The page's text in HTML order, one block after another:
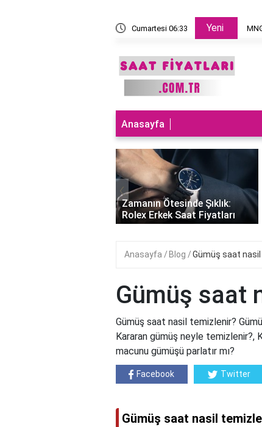
Cumartesi 06:33 Yeni
Anasayfa
Zamanın Ötesinde Şıklık:
Rolex Erkek Saat Fiyatları
‹
Anasayfa Blog Gümüş saat
Gümüş saat
Gümüş saat nasil temizlenir?
Kararan gümüş neyle temizlenir?,
macunu gümüşü parlatır mı?
Facebook Twitter
Gümüş saat nasil